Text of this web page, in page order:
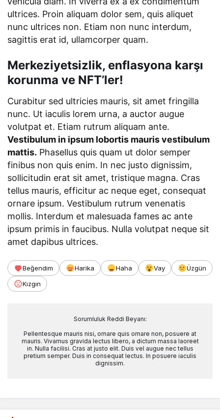
ultrices. Proin aliquam dolor sem, quis aliquet
nunc ultrices non. Etiam non nunc interdum,
sagittis erat id, ullamcorper quam.
Merkeziyetsizlik, enflasyona karşı
korunma ve NFT’ler!
Curabitur sed ultricies mauris, sit amet fringilla
nunc. Ut iaculis lorem urna, a auctor augue
volutpat et. Etiam rutrum aliquam ante.
Vestibulum in ipsum lobortis mauris vestibulum
mattis. Phasellus quis quam ut dolor semper
finibus non quis enim. In nec justo dignissim,
sollicitudin erat sit amet, tristique magna. Cras
tellus mauris, efficitur ac neque eget, consequat
ornare ipsum. Vestibulum rutrum venenatis
mollis. Interdum et malesuada fames ac ante
ipsum primis in faucibus. Nulla volutpat neque sit
amet dapibus ultrices.
Beğendim Harika Haha Vay
Üzgün
Kızgın
Sorumluluk Reddi Beyanı:
Pellentesque mauris nisi, ornare quis ornare non, posuere at
mauris. Vivamus gravida lectus libero, a dictum massa laoreet
in. Nulla facilisi. Cras at justo elit. Duis vel augue nec tellus
pretium semper. Duis in consequat lectus. In posuere iaculis
dignissim.